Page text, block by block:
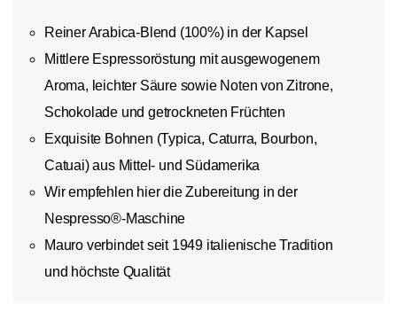
Reiner Arabica-Blend (100%) in der Kapsel
Mittlere Espressoröstung mit ausgewogenem
Aroma, leichter Säure sowie Noten von Zitrone,
Schokolade und getrockneten Früchten
Exquisite Bohnen (Typica, Caturra, Bourbon,
Catuai) aus Mittel- und Südamerika
Wir empfehlen hier die Zubereitung in der
Nespresso®-Maschine
Mauro verbindet seit 1949 italienische Tradition
und höchste Qualität